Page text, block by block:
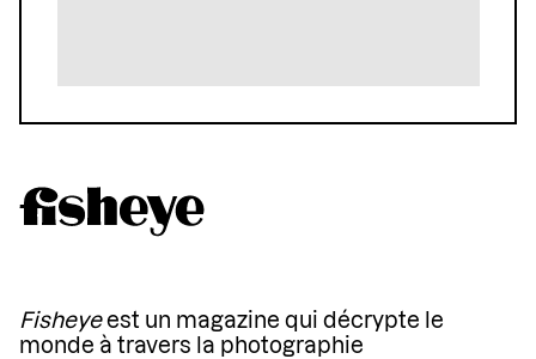
Fisheyeest un magazine qui décrypte le
monde à travers la photographie